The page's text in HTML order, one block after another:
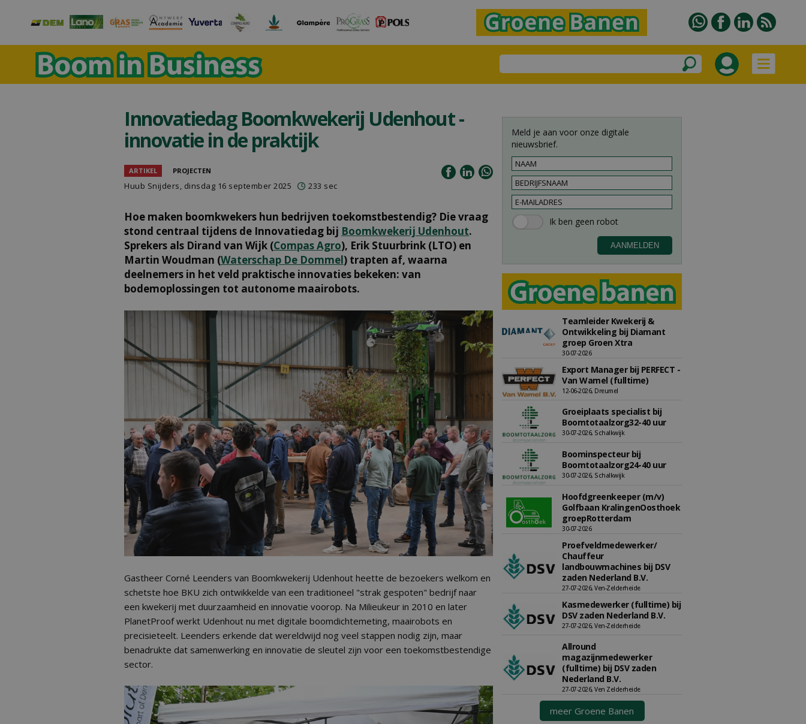
Innovatiedag Boomkwekerij Udenhout -
innovatie in de praktijk
ARTIKEL PROJECTEN
Huub Snijders, dinsdag 16 september 2025 233 sec
Hoe maken boomkwekers hun bedrijven toekomstbestendig? Die vraag
stond centraal tijdens de Innovatiedag bij Boomkwekerij Udenhout.
Sprekers als Dirand van Wijk (Compas Agro), Erik Stuurbrink (LTO) en
Martin Woudman (Waterschap De Dommel) trapten af, waarna
deelnemers in het veld praktische innovaties bekeken: van
bodemoplossingen tot autonome maairobots.
Gastheer Corné Leenders van Boomkwekerij Udenhout heette de bezoekers welkom en
schetste hoe BKU zich ontwikkelde van een traditioneel "strak gespoten" bedrijf naar
een kwekerij met duurzaamheid en innovatie voorop. Na Milieukeur in 2010 en later
PlanetProof werkt Udenhout nu met digitale boomdichtemeting, maairobots en
precisieteelt. Leenders erkende dat wereldwijd nog veel stappen nodig zijn, maar
benadrukte dat samenwerking en innovatie de sleutel zijn voor een toekomstbestendige
sector.
Meld je aan voor onze digitale
nieuwsbrief.
Teamleider Kwekerij &
Ontwikkeling bij Diamant
groep Groen Xtra
30-07-2026
Export Manager bij PERFECT -
Van Wamel (fulltime)
12-06-2026, Dreumel
Groeiplaats specialist bij
Boomtotaalzorg32-40 uur
30-07-2026, Schalkwijk
Boominspecteur bij
Boomtotaalzorg24-40 uur
30-07-2026, Schalkwijk
Hoofdgreenkeeper (m/v)
Golfbaan KralingenOosthoek
groepRotterdam
30-07-2026
Proefveldmedewerker/
Chauffeur
landbouwmachines bij DSV
zaden Nederland B.V.
27-07-2026, Ven-Zelderheide
Kasmedewerker (fulltime) bij
DSV zaden Nederland B.V.
27-07-2026, Ven-Zelderheide
Allround
magazijnmedewerker
(fulltime) bij DSV zaden
Nederland B.V.
27-07-2026, Ven Zelderheide
meer Groene Banen